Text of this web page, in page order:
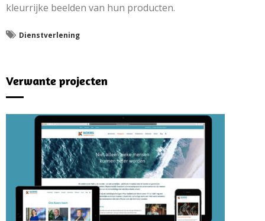
kleurrijke beelden van hun producten.
Dienstverlening
Verwante projecten